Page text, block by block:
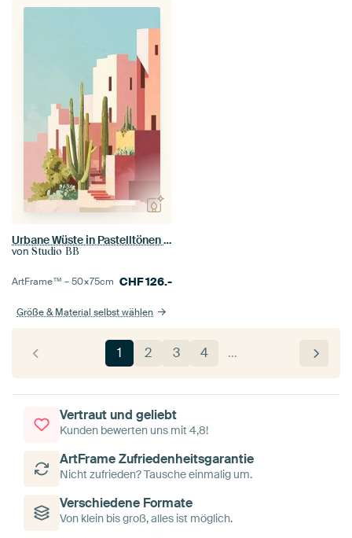
Urbane Wüste in Pastelltönen Nr. 1
von Studio BB
ArtFrame™ –50×75cm CHF126.-
Größe & Material selbst wählen
1 2 3 4 …
Vertraut und geliebt
Kunden bewerten uns mit 4,8!
ArtFrame Zufriedenheitsgarantie
Nicht zufrieden? Tausche einmalig um.
Verschiedene Formate
Von klein bis groß, alles ist möglich.